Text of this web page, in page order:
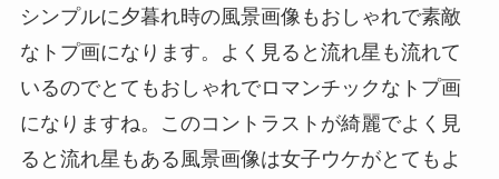
シンプルに夕暮れ時の風景画像もおしゃれで素敵
なトプ画になります。よく見ると流れ星も流れて
いるのでとてもおしゃれでロマンチックなトプ画
になりますね。このコントラストが綺麗でよく見
ると流れ星もある風景画像は女子ウケがとてもよ